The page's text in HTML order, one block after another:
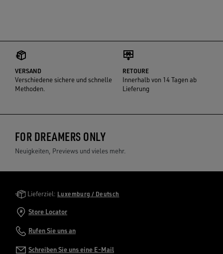
VERSAND
Verschiedene sichere und schnelle
Methoden.
RETOURE
Innerhalb von 14 Tagen ab
Lieferung
FOR DREAMERS ONLY
Neuigkeiten, Previews und vieles mehr.
Golden Goose Services
Lieferziel: Luxemburg / Deutsch
Store Locator
Rufen Sie uns an
Schreiben Sie uns eine E-Mail